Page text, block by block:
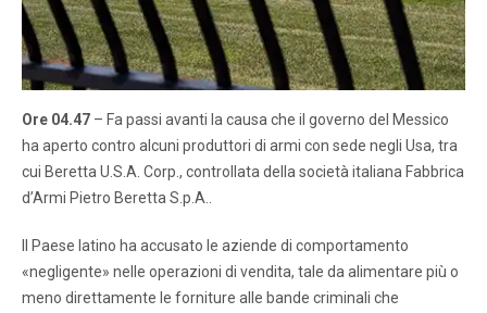
Ore 04.47 – Fa passi avanti la causa che il governo del Messico
ha aperto contro alcuni produttori di armi con sede negli Usa, tra
cui Beretta U.S.A. Corp., controllata della società italiana Fabbrica
d’Armi Pietro Beretta S.p.A..
Il Paese latino ha accusato le aziende di comportamento
«negligente» nelle operazioni di vendita, tale da alimentare più o
meno direttamente le forniture alle bande criminali che